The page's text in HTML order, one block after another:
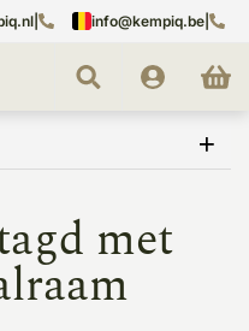
info@kempiq.be
met